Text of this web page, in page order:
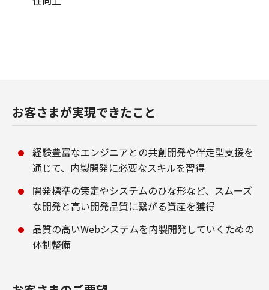
お客さまが実現できたこと
経験豊富なエンジニアとの共創開発や伴走型支援を
通じて、内製開発に必要なスキルを習得
開発標準の策定やシステムのひな形など、スムーズ
な開発と高い開発品質に繋がる資産を獲得
品質の高いWebシステムを内製開発していくための
体制整備